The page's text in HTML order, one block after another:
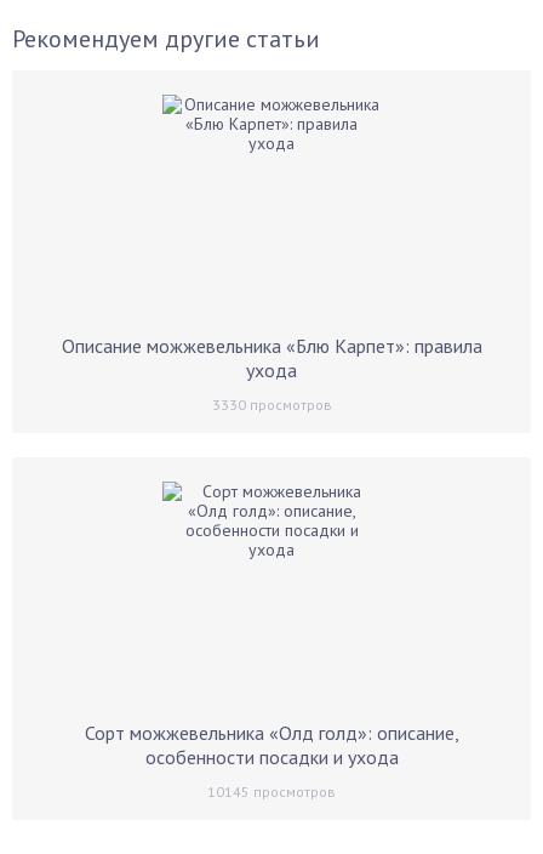
Рекомендуем другие статьи
Описание можжевельника «Блю Карпет»: правила
ухода
3330просмотров
Сорт можжевельника «Олд голд»: описание,
особенности посадки и ухода
10145 просмотров